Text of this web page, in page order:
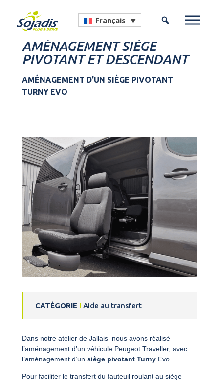
Français
AMÉNAGEMENT SIÈGE
PIVOTANT ET DESCENDANT
AMÉNAGEMENT D’UN SIÈGE PIVOTANT
TURNY EVO
CATÉGORIE IAide au transfert
Dans notre atelier de Jallais, nous avons réalisé
l’aménagement d’un véhicule Peugeot Traveller, avec
l’aménagement d’un siège pivotant TurnyEvo.
Pour faciliter le transfert du fauteuil roulant au siège